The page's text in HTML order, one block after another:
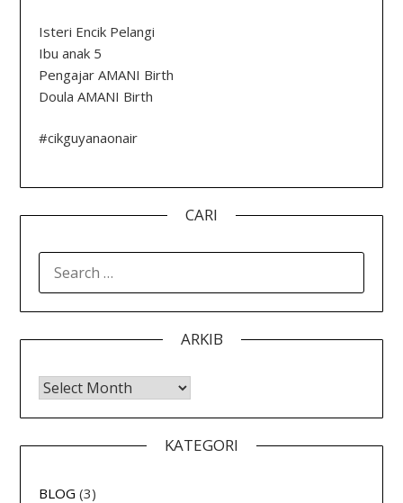
Isteri Encik Pelangi
Ibu anak 5
Pengajar AMANI Birth
Doula AMANI Birth
#cikguyanaonair
CARI
FOR:
ARKIB
Arkib
KATEGORI
BLOG (3)